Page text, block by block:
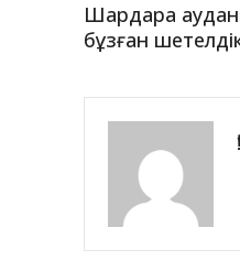
Шардара
бұзған